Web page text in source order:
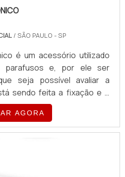
/ SÃO PAULO - SP
é um acessório utilizado
parafusos e, por ele ser
seja possível avaliar a
sendo feita a fixação e o
para parar. A utilização
é feita em diferentes
diversos benefícios aos
AGORA